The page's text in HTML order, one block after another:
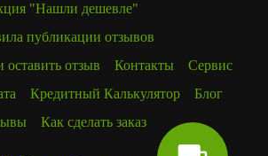
"Нашли дешевле"
публикации отзывов
оставить отзыв
Контакты
Сервис
Кредитный Калькулятор
Блог
Как сделать заказ